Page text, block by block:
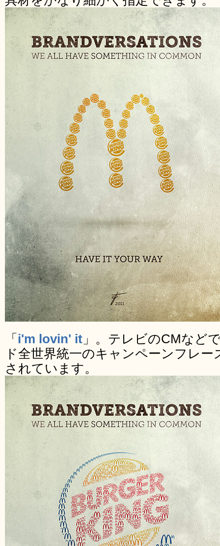
「 i'm lovin' it 」。テレビのCMなど
ド全世界統一のキャンペーンフレー
されています。